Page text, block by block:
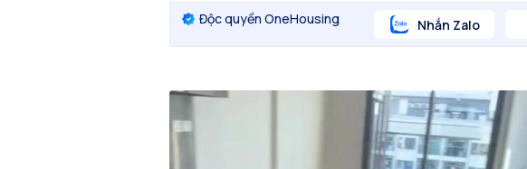
Độc quyền OneHousing Nhắn Zalo